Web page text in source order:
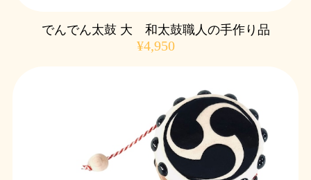
でんでん太鼓 大 和太鼓職人の手作り品
¥4,950